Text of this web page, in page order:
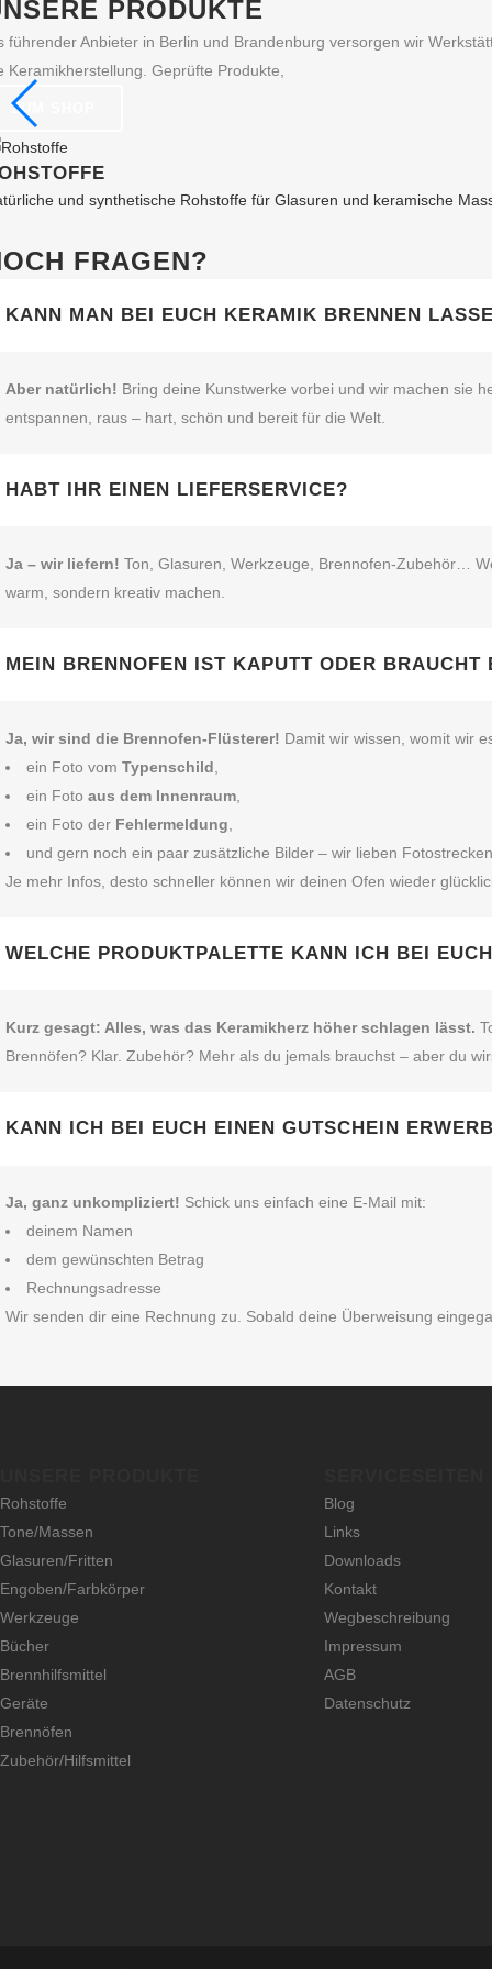
Optionen
können
auf
der
Produktseite
gewählt
werden
PRODUKTE
führender Anbieter in Berlin und Brandenburg versorgen wir
Keramikherstellung. Geprüfte Produkte,
ZUM SHOP
und synthetische Rohstoffe für Glasuren und keramische
FRAGEN?
KANN MAN BEI EUCH KERAMIK BRENNEN
Aber natürlich! Bring deine Kunstwerke vorbei und wir machen sie
entspannen, raus – hart, schön und bereit für die Welt.
HABT IHR EINEN LIEFERSERVICE?
Ja – wir liefern! Ton, Glasuren, Werkzeuge, Brennofen‑Zubehör…
warm, sondern kreativ machen.
MEIN BRENNOFEN IST KAPUTT ODER
Ja, wir sind die Brennofen‑Flüsterer! Damit wir wissen, womit wir
ein Foto vom Typenschild,
ein Foto aus dem Innenraum,
ein Foto der Fehlermeldung,
und gern noch ein paar zusätzliche Bilder – wir lieben
Je mehr Infos, desto schneller können wir deinen Ofen wieder
WELCHE PRODUKTPALETTE KANN ICH BEI
Kurz gesagt: Alles, was das Keramikherz höher schlagen lässt.
Brennöfen? Klar. Zubehör? Mehr als du jemals brauchst – aber du
KANN ICH BEI EUCH EINEN GUTSCHEIN
Ja, ganz unkompliziert! Schick uns einfach eine E‑Mail mit:
deinem Namen
dem gewünschten Betrag
Rechnungsadresse
Wir senden dir eine Rechnung zu. Sobald deine Überweisung
Rohstoffe
Tone/Massen
Glasuren/Fritten
Engoben/Farbkörper
Werkzeuge
Bücher
Brennhilfsmittel
Geräte
Brennöfen
Zubehör/Hilfsmittel
Blog
Links
Downloads
Kontakt
Wegbeschreibung
Impressum
AGB
Datenschutz